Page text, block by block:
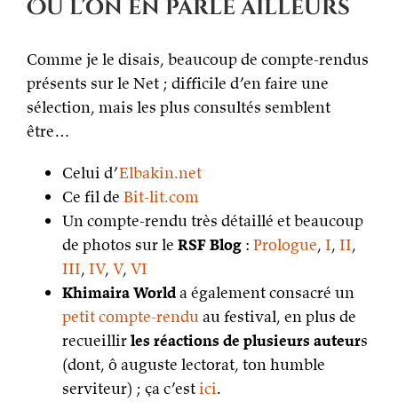
Où l’on en parle ailleurs
Comme je le disais, beaucoup de compte-rendus
présents sur le Net ; difficile d’en faire une
sélection, mais les plus consultés semblent
être…
Celui d’Elbakin.net
Ce fil de Bit-lit.com
Un compte-rendu très détaillé et beaucoup
de photos sur le RSF Blog : Prologue, I, II,
III, IV, V, VI
Khimaira Worlda également consacré un
petit compte-renduau festival, en plus de
recueillirles réactions de plusieurs auteurs
(dont, ô auguste lectorat, ton humble
serviteur) ; ça c’estici.